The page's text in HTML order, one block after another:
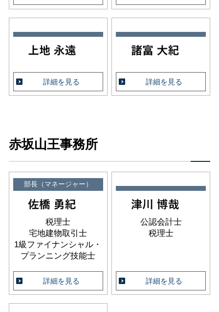
詳細を見る 詳細を見る
赤坂山王事務所
部長（マネージャー）
税理士
宅地建物取引士
1級ファイナンシャル・
プランニング技能士
詳細を見る
公認会計士
税理士
詳細を見る